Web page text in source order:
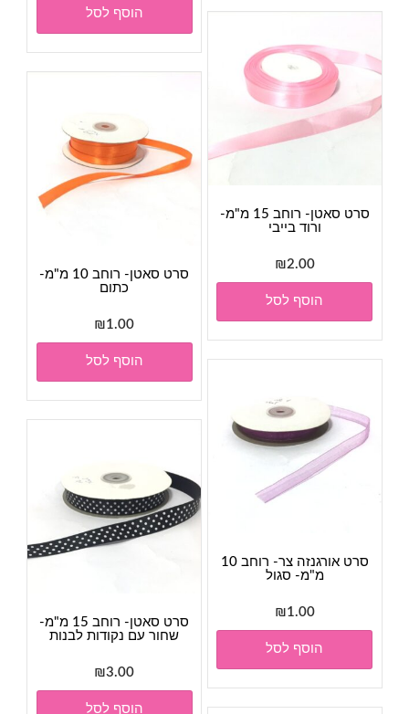
הוסף לסל
סרט סאטן- רוחב 15 מ"מ-
ורוד בייבי
₪2.00
הוסף לסל
סרט סאטן- רוחב 10 מ"מ-
כתום
₪1.00
הוסף לסל
סרט אורגנזה צר- רוחב 10
מ"מ- סגול
₪1.00
הוסף לסל
סרט סאטן- רוחב 15 מ"מ-
שחור עם נקודות לבנות
₪3.00
הוסף לסל